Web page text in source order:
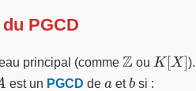
PGCD
principal (comme
Z
ou
K[X]
est un PGCD de et
b
si :